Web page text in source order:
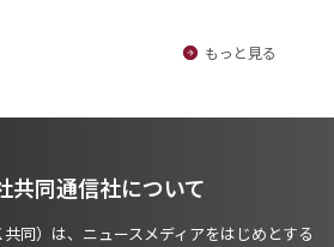
もっと見る
共同通信社について
同）は、ニュースメディアをはじめとする